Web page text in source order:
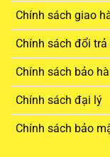
Chính sách giao
Chính sách đổi trả
Chính sách bảo
Chính sách đại lý
Chính sách bảo